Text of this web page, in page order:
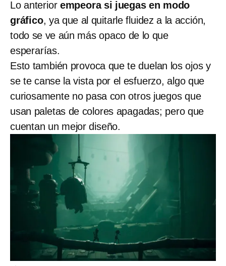
Lo anterior empeora si juegas en modo
gráfico, ya que al quitarle fluidez a la acción,
todo se ve aún más opaco de lo que
esperarías.
Esto también provoca que te duelan los ojos y
se te canse la vista por el esfuerzo, algo que
curiosamente no pasa con otros juegos que
usan paletas de colores apagadas; pero que
cuentan un mejor diseño.